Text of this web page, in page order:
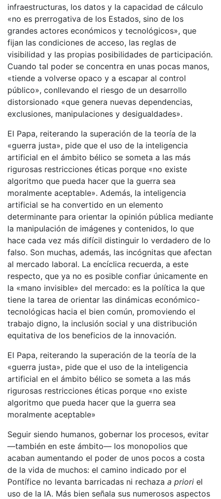
infraestructuras, los datos y la capacidad de cálculo
«no es prerrogativa de los Estados, sino de los
grandes actores económicos y tecnológicos», que
fijan las condiciones de acceso, las reglas de
visibilidad y las propias posibilidades de participación.
Cuando tal poder se concentra en unas pocas manos,
«tiende a volverse opaco y a escapar al control
público», conllevando el riesgo de un desarrollo
distorsionado «que genera nuevas dependencias,
exclusiones, manipulaciones y desigualdades».
El Papa, reiterando la superación de la teoría de la
«guerra justa», pide que el uso de la inteligencia
artificial en el ámbito bélico se someta a las más
rigurosas restricciones éticas porque «no existe
algoritmo que pueda hacer que la guerra sea
moralmente aceptable». Además, la inteligencia
artificial se ha convertido en un elemento
determinante para orientar la opinión pública mediante
la manipulación de imágenes y contenidos, lo que
hace cada vez más difícil distinguir lo verdadero de lo
falso. Son muchas, además, las incógnitas que afectan
al mercado laboral. La encíclica recuerda, a este
respecto, que ya no es posible confiar únicamente en
la «mano invisible» del mercado: es la política la que
tiene la tarea de orientar las dinámicas económico-
tecnológicas hacia el bien común, promoviendo el
trabajo digno, la inclusión social y una distribución
equitativa de los beneficios de la innovación.
El Papa, reiterando la superación de la teoría de la
«guerra justa», pide que el uso de la inteligencia
artificial en el ámbito bélico se someta a las más
rigurosas restricciones éticas porque «no existe
algoritmo que pueda hacer que la guerra sea
moralmente aceptable»
Seguir siendo humanos, gobernar los procesos, evitar
—también en este ámbito— los monopolios que
acaban aumentando el poder de unos pocos a costa
de la vida de muchos: el camino indicado por el
Pontífice no levanta barricadas ni rechaza a priori el
uso de la IA. Más bien señala sus numerosos aspectos